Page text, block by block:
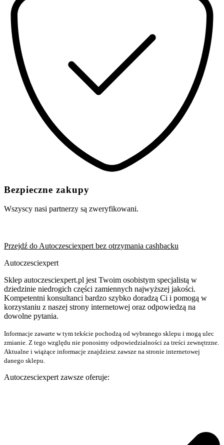
Bezpieczne zakupy
Wszyscy nasi partnerzy są zweryfikowani.
Przejdź do Autoczesciexpert bez otrzymania cashbacku
Autoczesciexpert
Sklep autoczesciexpert.pl jest Twoim osobistym specjalistą w
dziedzinie niedrogich części zamiennych najwyższej jakości.
Kompetentni konsultanci bardzo szybko doradzą Ci i pomogą w
korzystaniu z naszej strony internetowej oraz odpowiedzą na
dowolne pytania.
Informacje zawarte w tym tekście pochodzą od wybranego sklepu i mogą ulec
zmianie. Z tego względu nie ponosimy odpowiedzialności za treści zewnętrzne.
Aktualne i wiążące informacje znajdziesz zawsze na stronie internetowej
danego sklepu.
Autoczesciexpert zawsze oferuje: